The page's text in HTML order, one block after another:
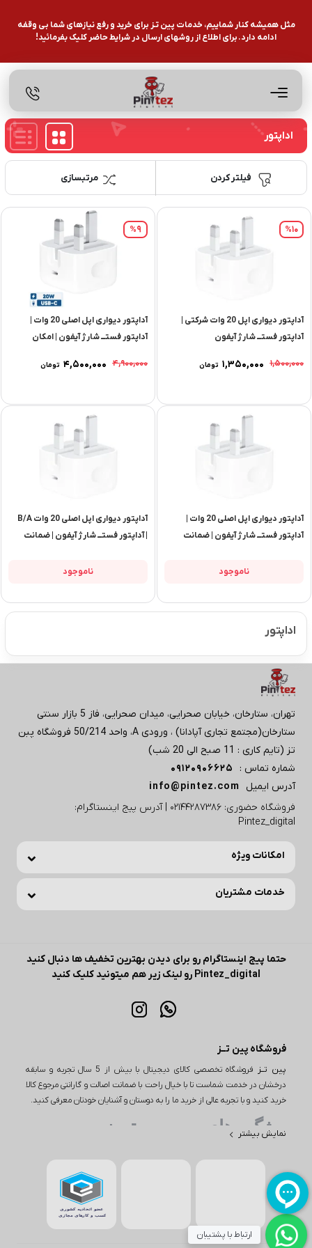
مثل همیشه کنار شماییم، خدمات پین تـز برای خرید و رفع نیازهای شما بی وقفه
ادامه دارد. برای اطلاع از روشهای ارسال در شرایط حاضر کلیک بفرمائید!
اداپتور
مرتبسازی فیلتر کردن
آداپتور فستـــ شارژ آیفون
۱,۵۰۰,۰۰۰
قیمت
۱,۳۵۰,۰۰۰ تومان
قیمت
%10
آداپتور فستـــ شارژ آیفون | امکان
۴,۹۰۰,۰۰۰
قیمت
۴,۵۰۰,۰۰۰ تومان
قیمت
%9
آداپتور فستـــ شارژ آیفون | ضمانت
خرید حضوری یا ارسال فوری
ناموجود
آداپتور دیواری اپل اصلی 20 وات B/A
| آداپتور فستـــ شارژ آیفون | ضمانت
ناموجود
اداپتور
تهران، ستارخان، خیابان صحرایی، میدان صحرایی، فاز 5 بازار سنتی
ستارخان(مجتمع تجاری آپادانا) ، ورودی A، واحد 50/214 فروشگاه پبن
تز (تایم کاری : 11 صبح الی 20 شب)
شماره تماس :
09120906625
آدرس ایمیل
info@pintez.com
فروشگاه حضوری: 02144287386 | آدرس پیج اینستاگرام:
Pintez_digital
امکانات ویژه
خدمات مشتریان
حتما پیج اینستاگرام رو برای دیدن بهترین تخفیف ها دنبال کنید
Pintez_digital رو لینک زیر هم میتونید کلیک کنید
فروشگاه پین تــز
پین تــز
فروشگاه تخصصی کالای دیجیتال با بیش از 5 سال تجربه و سابقه
درخشان در خدمت شماست تا با خیال راحت با ضمانت اصالت و گارانتی مرجوع کالا
خرید کنید و با تجربه عالی از خرید ما را به دوستان و آشنایان خودتان معرفی کنید.
ویژگی های مهم پین تـــز
فروشگاه اینترنتی طیف وسیعی از کالاها را در دسته‌های مختلف از جمله
لوازم دیجیتال، لوازم خانگی و بسیاری از محصولات دیگر ارائه می‌دهد. به
عنوان مثال، اگر به دنبال خرید یا بررسی قیمت گوشی باشید، پین تز
مجموعه‌ای از بهترین گوشی‌ها از برندهای معتبر اپل و سامسونگ مانند آیفون
بسیاری از برندهای دیگر را در اختیار شما قرار می‌دهد. همچنین برای
نمایش بیشتر
ارتباط با پشتیبان